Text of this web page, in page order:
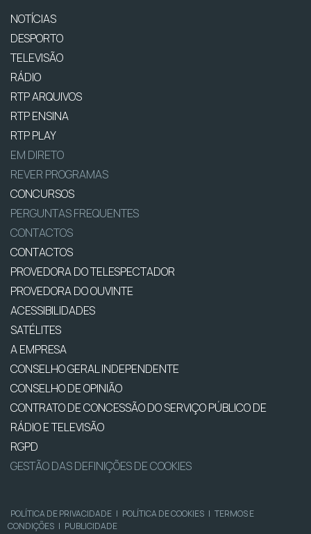
NOTÍCIAS
DESPORTO
TELEVISÃO
RÁDIO
RTP ARQUIVOS
RTP ENSINA
RTP PLAY
EM DIRETO
REVER PROGRAMAS
CONCURSOS
PERGUNTAS FREQUENTES
CONTACTOS
CONTACTOS
PROVEDORA DO TELESPECTADOR
PROVEDORA DO OUVINTE
ACESSIBILIDADES
SATÉLITES
A EMPRESA
CONSELHO GERAL INDEPENDENTE
CONSELHO DE OPINIÃO
CONTRATO DE CONCESSÃO DO SERVIÇO PÚBLICO DE
RÁDIO E TELEVISÃO
RGPD
GESTÃO DAS DEFINIÇÕES DE COOKIES
POLÍTICA DE PRIVACIDADE | POLÍTICA DE COOKIES | TERMOS E
CONDIÇÕES | PUBLICIDADE